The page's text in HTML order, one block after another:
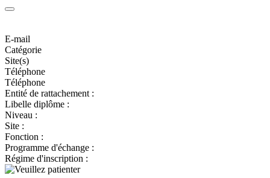
E-mail
Catégorie
Site(s)
Téléphone
Téléphone
Entité de rattachement :
Libelle diplôme :
Niveau :
Site :
Fonction :
Programme d'échange :
Régime d'inscription :